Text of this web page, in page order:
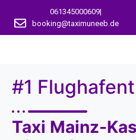
061345000609|
booking@taximuneeb.de
#1
Taxi Mainz-